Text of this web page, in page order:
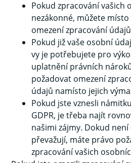
Pokud zpracování vašich
nezákonné, můžete
omezení zpracování
Pokud již vaše osobní
vy je potřebujete pro
uplatnění právních
požadovat omezení
údajů namísto jejich
Pokud jste vznesli
GDPR, je třeba najít
našimi zájmy. Dokud
převažují, máte právo
zpracování vašich